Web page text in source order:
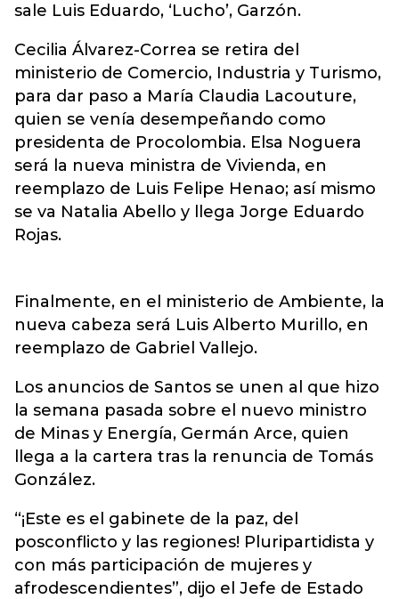
sale Luis Eduardo, ‘Lucho’, Garzón.
Cecilia Álvarez-Correa se retira del
ministerio de Comercio, Industria y Turismo,
para dar paso a María Claudia Lacouture,
quien se venía desempeñando como
presidenta de Procolombia. Elsa Noguera
será la nueva ministra de Vivienda, en
reemplazo de Luis Felipe Henao; así mismo
se va Natalia Abello y llega Jorge Eduardo
Rojas.
Finalmente, en el ministerio de Ambiente, la
nueva cabeza será Luis Alberto Murillo, en
reemplazo de Gabriel Vallejo.
Los anuncios de Santos se unen al que hizo
la semana pasada sobre el nuevo ministro
de Minas y Energía, Germán Arce, quien
llega a la cartera tras la renuncia de Tomás
González.
“¡Este es el gabinete de la paz, del
posconflicto y las regiones! Pluripartidista y
con más participación de mujeres y
afrodescendientes”, dijo el Jefe de Estado